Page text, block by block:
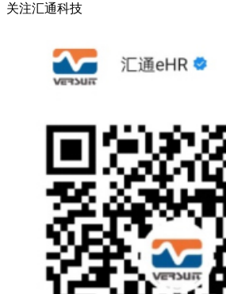
关注汇通科技